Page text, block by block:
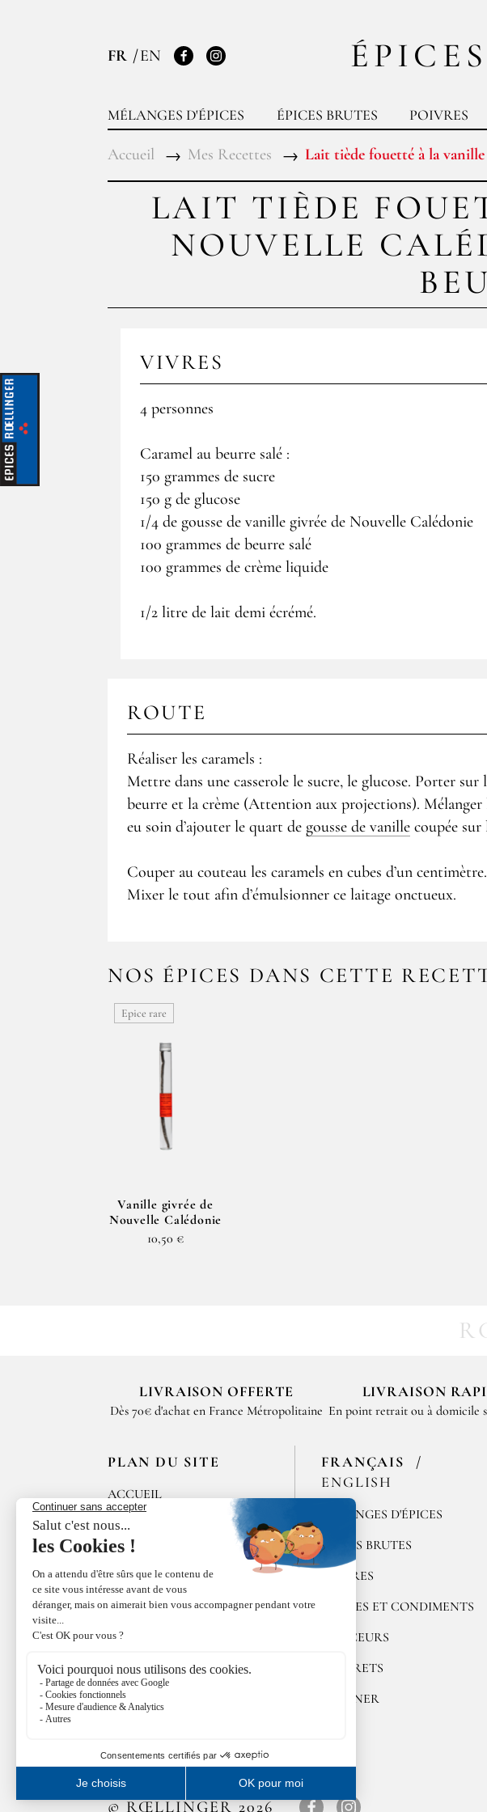
FR EN
FacebookInstagram
MÉLANGES D'ÉPICES ÉPICES BRUTES POIVRES
Accueil Mes Recettes Lait tiède fouetté à la
LAIT TIÈDE
NOUVELLE
VIVRES
4 personnes
Caramel au beurre salé :
150 grammes de sucre
150 g de glucose
1/4 de gousse de vanille givrée de Nouvelle Calédonie
100 grammes de beurre salé
100 grammes de crème liquide
1/2 litre de lait demi écrémé.
ROUTE
Réaliser les caramels :
Mettre dans une casserole le sucre, le glucose. Porter
beurre et la crème (Attention aux projections). Mélanger
eu soin d’ajouter le quart de gousse de vanille coupée
Couper au couteau les caramels en cubes d’un
Mixer le tout afin d’émulsionner ce laitage onctueux.
NOS ÉPICES DANS CETTE
Epice rare
Vanille givrée de
Nouvelle Calédonie
10,50 €
LIVRAISON OFFERTE
Dès 70€ d'achat en France Métropolitaine
LIVRAISON
En point retrait ou à domicile
PLAN DU SITE
ACCUEIL
LES MAISONS DE
BRICOURT
RECRUTEMENT
ÉPICES RŒLLINGER
LE COQUILLAGE
FAMILLE RŒLLINGER
ACTUALITÉS
FRANÇAIS
ENGLISH
MÉLANGES D'ÉPICES
ÉPICES BRUTES
POIVRES
ALGUES ET CONDIMENTS
DOUCEURS
COFFRETS
CUISINER
© RŒLLINGER 2026